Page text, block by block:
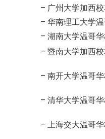
– 广州大学加西
– 华南理工大学
– 湖南大学温哥
– 暨南大学加西校
– 南开大学温哥
– 清华大学温哥
– 上海交大温哥华